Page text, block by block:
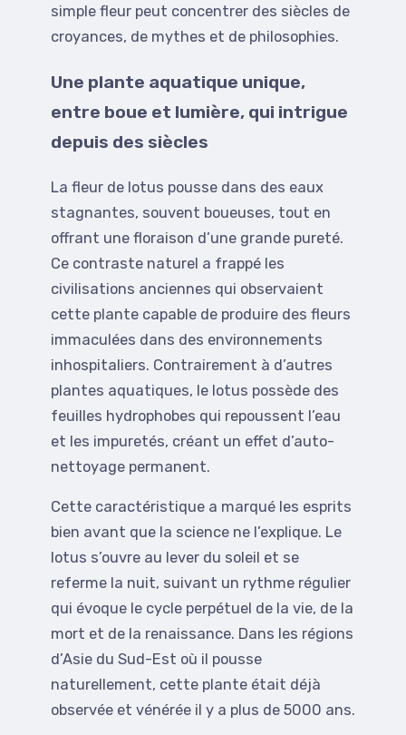
simple fleur peut concentrer des siècles de
croyances, de mythes et de philosophies.
Une plante aquatique unique,
entre boue et lumière, qui intrigue
depuis des siècles
La fleur de lotus pousse dans des eaux
stagnantes, souvent boueuses, tout en
offrant une floraison d’une grande pureté.
Ce contraste naturel a frappé les
civilisations anciennes qui observaient
cette plante capable de produire des fleurs
immaculées dans des environnements
inhospitaliers. Contrairement à d’autres
plantes aquatiques, le lotus possède des
feuilles hydrophobes qui repoussent l’eau
et les impuretés, créant un effet d’auto-
nettoyage permanent.
Cette caractéristique a marqué les esprits
bien avant que la science ne l’explique. Le
lotus s’ouvre au lever du soleil et se
referme la nuit, suivant un rythme régulier
qui évoque le cycle perpétuel de la vie, de la
mort et de la renaissance. Dans les régions
d’Asie du Sud-Est où il pousse
naturellement, cette plante était déjà
observée et vénérée il y a plus de 5000 ans.